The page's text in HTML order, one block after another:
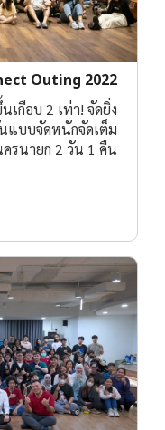
Outing 2022
เกือบ 2 เท่า! จัดยิ่ง
แบบจัดหนักจัดเต็ม
รนายก 2 วัน 1 คืน